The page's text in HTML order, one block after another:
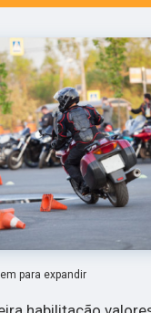
para expandir